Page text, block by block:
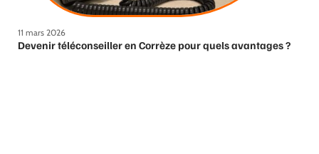
11 mars 2026
Devenir téléconseiller en Corrèze pour quels avantages ?